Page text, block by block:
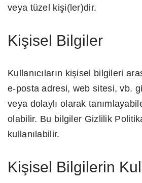
veya tüzel kişi(ler)dir.
Kişisel Bilgiler
Kullanıcıların kişisel bilgileri
e-posta adresi, web sitesi, vb.
veya dolaylı olarak
olabilir. Bu bilgiler Gizlilik
kullanılabilir.
Kişisel Bilgilerin